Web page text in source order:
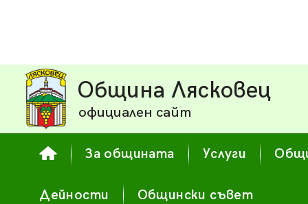
Община Лясковец
официален сайт
За общината Услуги
Дейности Общински съвет